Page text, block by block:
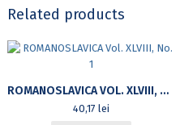
Related products
ROMANOSLAVICA VOL. XLVIII, NO. 1
40,17 lei